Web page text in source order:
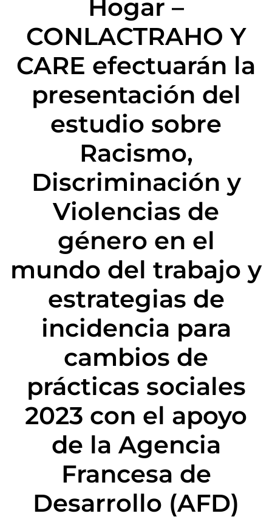
Hogar –
CONLACTRAHO Y
CARE efectuarán la
presentación del
estudio sobre
Racismo,
Discriminación y
Violencias de
género en el
mundo del trabajo y
estrategias de
incidencia para
cambios de
prácticas sociales
2023 con el apoyo
de la Agencia
Francesa de
Desarrollo (AFD)